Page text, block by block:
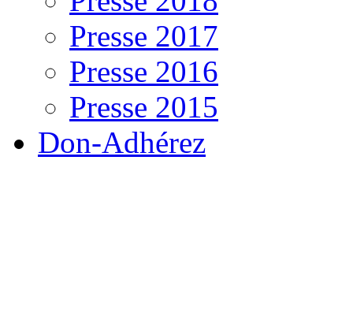
Presse 2017
Presse 2016
Presse 2015
Don-Adhérez